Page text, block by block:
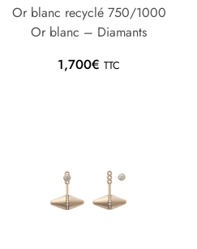
Or blanc recyclé 750/1000
Or blanc – Diamants
1,700€ TTC